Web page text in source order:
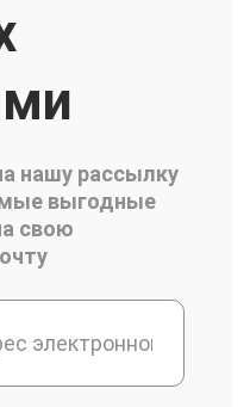
нашу рассылку
выгодные
свою